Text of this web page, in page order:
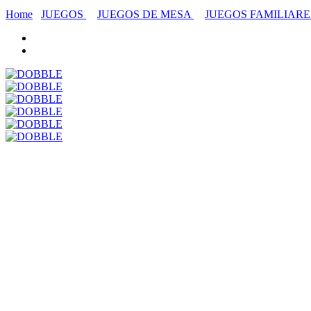
Home JUEGOS JUEGOS DE MESA JUEGOS